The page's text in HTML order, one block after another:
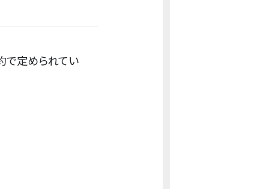
で定められてい